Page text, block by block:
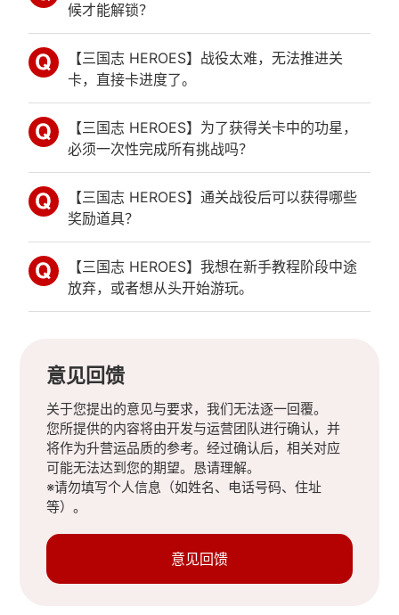
候才能解锁？
【三国志 HEROES】战役太难，无法推进关
卡，直接卡进度了。
【三国志 HEROES】为了获得关卡中的功星，
必须一次性完成所有挑战吗？
【三国志 HEROES】通关战役后可以获得哪些
奖励道具？
【三国志 HEROES】我想在新手教程阶段中途
放弃，或者想从头开始游玩。
意见回馈
关于您提出的意见与要求，我们无法逐一回覆。
您所提供的内容将由开发与运营团队进行确认，并
将作为升营运品质的参考。经过确认后，相关对应
可能无法达到您的期望。恳请理解。
※请勿填写个人信息（如姓名、电话号码、住址
等）。
意见回馈